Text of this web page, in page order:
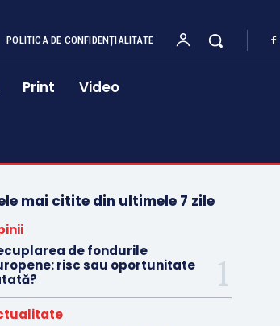
POLITICA DE CONFIDENȚIALITATE
Print Video
mai citite din ultimele 7 zile
de fondurile
risc sau oportunitate